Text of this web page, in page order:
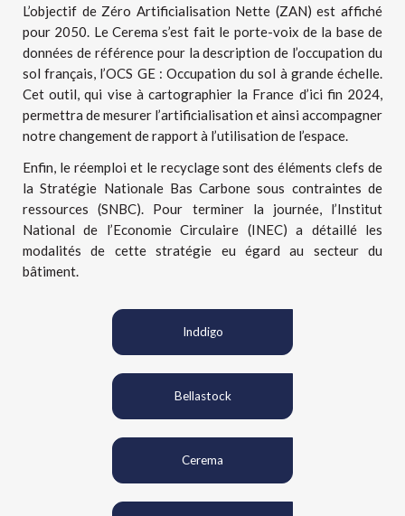
L’objectif de Zéro Artificialisation Nette (ZAN) est affiché
pour 2050. Le Cerema s’est fait le porte-voix de la base de
données de référence pour la description de l’occupation du
sol français, l’OCS GE : Occupation du sol à grande échelle.
Cet outil, qui vise à cartographier la France d’ici fin 2024,
permettra de mesurer l’artificialisation et ainsi accompagner
notre changement de rapport à l’utilisation de l’espace.
Enfin, le réemploi et le recyclage sont des éléments clefs de
la Stratégie Nationale Bas Carbone sous contraintes de
ressources (SNBC). Pour terminer la journée, l’Institut
National de l’Economie Circulaire (INEC) a détaillé les
modalités de cette stratégie eu égard au secteur du
bâtiment.
Inddigo
Bellastock
Cerema